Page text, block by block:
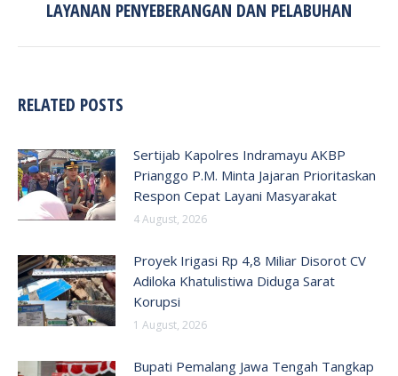
post:
LAYANAN PENYEBERANGAN DAN PELABUHAN
RELATED POSTS
Sertijab Kapolres Indramayu AKBP
Prianggo P.M. Minta Jajaran Prioritaskan
Respon Cepat Layani Masyarakat
4 August, 2026
Proyek Irigasi Rp 4,8 Miliar Disorot CV
Adiloka Khatulistiwa Diduga Sarat
Korupsi
1 August, 2026
Bupati Pemalang Jawa Tengah Tangkap